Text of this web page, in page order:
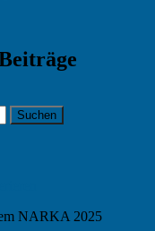
Suchen
NARKA 2025